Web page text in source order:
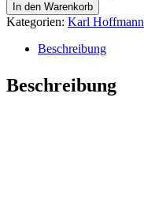
In den Warenkorb
Kategorien: Karl Hoffmann
Beschreibung
Beschreibung